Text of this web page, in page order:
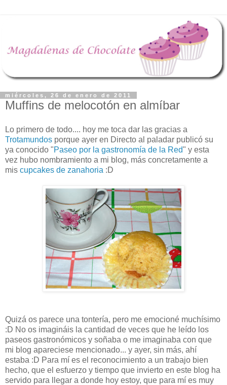
miércoles, 26 de enero de 2011
Muffins de melocotón en almíbar
Lo primero de todo.... hoy me toca dar las gracias a
Trotamundos porque ayer en Directo al paladar publicó su
ya conocido "Paseo por la gastronomía de la Red" y esta
vez hubo nombramiento a mi blog, más concretamente a
mis cupcakes de zanahoria :D
Quizá os parece una tontería, pero me emocioné muchísimo
:D No os imagináis la cantidad de veces que he leído los
paseos gastronómicos y soñaba o me imaginaba con que
mi blog apareciese mencionado... y ayer, sin más, ahí
estaba :D Para mí es el reconocimiento a un trabajo bien
hecho, que el esfuerzo y tiempo que invierto en este blog ha
servido para llegar a donde hoy estoy, que para mí es muy